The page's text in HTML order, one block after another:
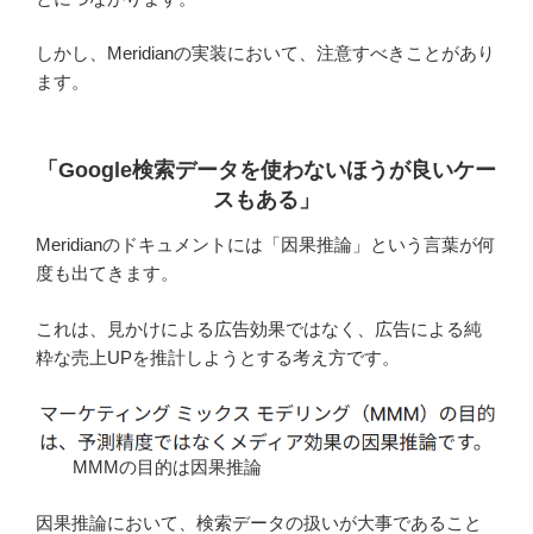
しかし、Meridianの実装において、注意すべきことがあり
ます。
「Google検索データを使わないほうが良いケー
スもある 」
Meridianのドキュメントには「因果推論」という言葉が何
度も出てきます。
これは、見かけによる広告効果ではなく、広告による純
粋な売上UPを推計しようとする考え方です。
MMMの目的は因果推論
因果推論において、検索データの扱いが大事であること